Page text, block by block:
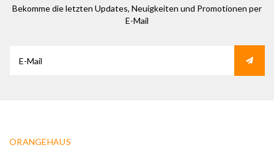
Bekomme die letzten Updates, Neuigkeiten und Promotionen per
E-Mail
ORANGEHAUS